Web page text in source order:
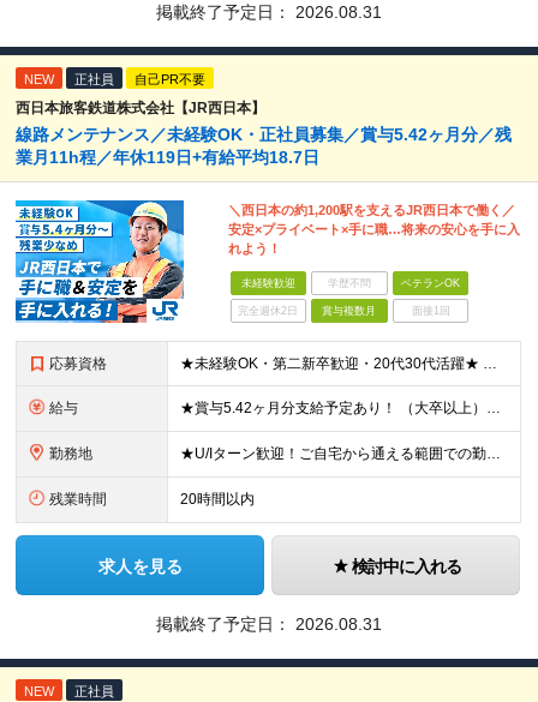
掲載終了予定日： 2026.08.31
NEW 正社員 自己PR不要
西日本旅客鉄道株式会社【JR西日本】
線路メンテナンス／未経験OK・正社員募集／賞与5.42ヶ月分／残
業月11h程／年休119日+有給平均18.7日
＼西日本の約1,200駅を支えるJR西日本で働く／
安定×プライベート×手に職…将来の安心を手に入
れよう！
未経験歓迎 学歴不問 ベテランOK
完全週休2日 賞与複数月 面接1回
応募資格 ★未経験OK・第二新卒歓迎・20代30代活躍★ ☆高卒以上 ☆社会人経験（就労経験）がある方 業界・ポジション・年数は不問です！ 「誰もが知る大手企業で働きたい」 「1人より、チームで仕事がした
給与 ★賞与5.42ヶ月分支給予定あり！ （大卒以上）月給24万1,692円～39万5,780円＋各種手当＋賞与2回 （高卒以上）月給22万2,662円～39万5,780円＋各種手当＋賞与2回 ※上記は2
勤務地 ★U/Iターン歓迎！ご自宅から通える範囲での勤務となります ★JR西日本本社（大阪市北区）または、当社事業エリア内（北陸から北九州まで）の各支社で勤務 ※関西に本社あり※ 〈近畿エリア〉 三重県（
残業時間 20時間以内
求人を見る 検討中に入れる
掲載終了予定日： 2026.08.31
NEW 正社員